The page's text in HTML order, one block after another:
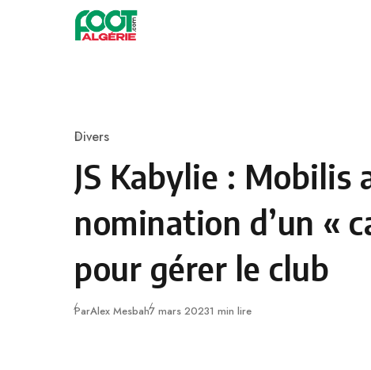
Skip to content
Category
Divers
JS Kabylie : Mobilis
nomination d’un «
pour gérer le club
ParAlex MesbahPublié
7 mars 20231 min lire